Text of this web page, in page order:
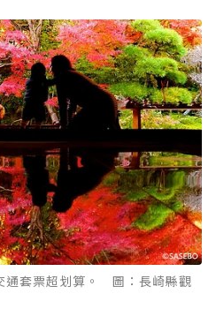
通套票超划算。 圖：長崎縣觀